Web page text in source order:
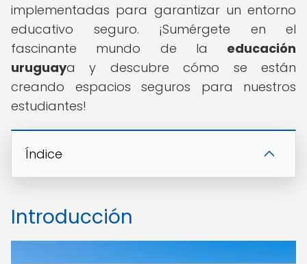
implementadas para garantizar un entorno
educativo seguro. ¡Sumérgete en el
fascinante mundo de la educación
uruguaya y descubre cómo se están
creando espacios seguros para nuestros
estudiantes!
Índice
Introducción